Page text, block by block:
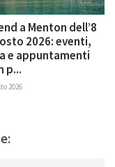
a Menton dell’8
2026: eventi,
e appuntamenti
p...
2026